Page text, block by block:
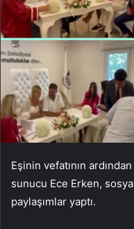
Eşinin vefatının
sunucu Ece Erken,
paylaşımlar yaptı.